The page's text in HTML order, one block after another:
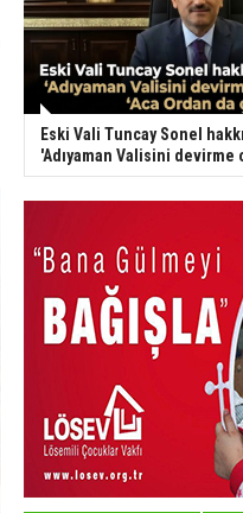
Eski Vali Tuncay Sonel
'Adıyaman Valisini devirme